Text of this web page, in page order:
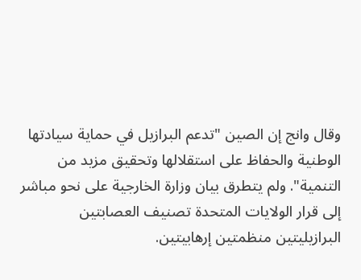
وقال وانج إن الصين "تدعم البرازيل في حماية سيادتها
الوطنية والحفاظ على استقلالها وتحقيق مزيد من
التنمية". ولم يتطرق بيان وزارة الخارجية على نحو مباشر
إلى قرار الولايات المتحدة تصنيف العصابتين
البرازيليتين منظمتين إرهابيتين.